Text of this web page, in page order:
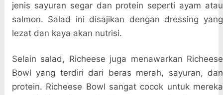
jenis sayuran segar dan protein seperti ayam atau
salmon. Salad ini disajikan dengan dressing yang
lezat dan kaya akan nutrisi.
Selain salad, Richeese juga menawarkan Richeese
Bowl yang terdiri dari beras merah, sayuran, dan
protein. Richeese Bowl sangat cocok untuk mereka